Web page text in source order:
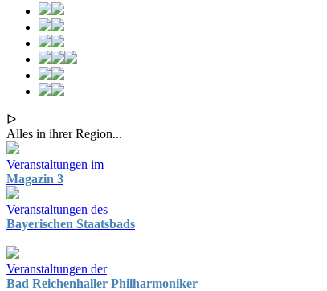
ᐅ
Alles in ihrer Region...
Veranstaltungen im
Magazin 3
Veranstaltungen des
Bayerischen Staatsbads
Veranstaltungen der
Bad Reichenhaller Philharmoniker